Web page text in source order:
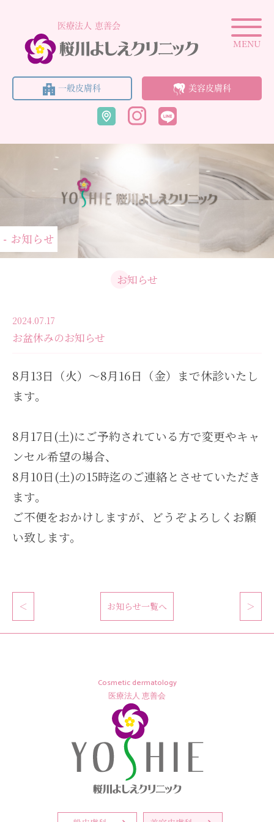
医療法人 恵善会
一般皮膚科 美容皮膚科
MENU
- お知らせ
お知らせ
2024.07.17
お盆休みのお知らせ
8月13日（火）～8月16日（金）まで休診いたし
ます。
8月17日(土)にご予約されている方で変更やキャ
ンセル希望の場合、
8月10日(土)の15時迄のご連絡とさせていただき
ます。
ご不便をおかけしますが、どうぞよろしくお願
い致します。
＜ お知らせ一覧へ ＞
Cosmetic dermatology
医療法人 恵善会